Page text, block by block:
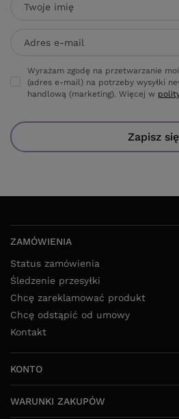
Twoje imię
Adres e-mail
Wyrażam zgodę na przetwarzanie
(adres e-mail) na potrzeby wysyłki
handlową (marketing). Więcej w
Zapisz się
ZAMÓWIENIA
Status zamówienia
Śledzenie przesyłki
Chcę zareklamować produkt
Chcę odstąpić od umowy
Kontakt
KONTO
WARUNKI ZAKUPÓW